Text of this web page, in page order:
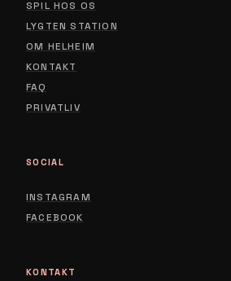
SPIL HOS OS
LYGTEN STATION
OM HELHEIM
KONTAKT
FAQ
PRIVATLIVPRIVACY POLICY
SOCIAL
INSTAGRAM
FACEBOOK
KONTAKT